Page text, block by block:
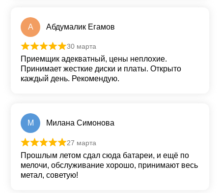
А Абдумалик Егамов
Оценка из 5
30 марта
Приемщик адекватный, цены неплохие.
Принимает жесткие диски и платы. Открыто
каждый день. Рекомендую.
М Милана Симонова
Оценка из 5
27 марта
Прошлым летом сдал сюда батареи, и ещё по
мелочи, обслуживание хорошо, принимают весь
метал, советую!